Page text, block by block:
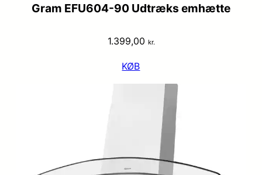
Gram EFU604-90 Udtræks emhætte
1.399,00 kr.
KØB